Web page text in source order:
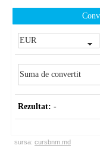
Rezultat: -
sursa: cursbnm.md